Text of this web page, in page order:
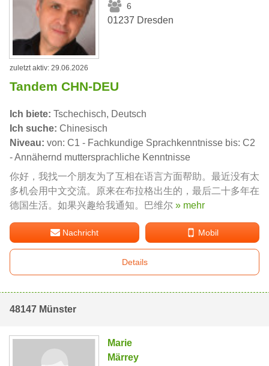
6
01237 Dresden
zuletzt aktiv: 29.06.2026
Tandem CHN-DEU
Ich biete: Tschechisch, Deutsch
Ich suche: Chinesisch
Niveau: von: C1 - Fachkundige Sprachkenntnisse bis: C2
- Annähernd muttersprachliche Kenntnisse
你好，我找一个朋友为了互相在语言方面帮助。最近没有太
多机会用中文交流。原来在布拉格出生的，最后二十多年在
德国生活。如果兴趣给我通知。巴维尔 » mehr
Nachricht Mobil
Details
48147 Münster
Marie
Märrey